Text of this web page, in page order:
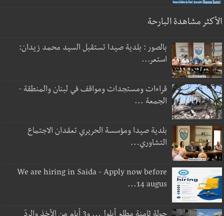
الأكثر مشاهدة البارحة
بالصور : بلدية صيدا تستقبل السيد محمد زيدان:
استعر...
قراءات ومستجدات ومواقف في لبنان والمنطقة -
الجمعة ...
بلدية صيدا ومؤسسة الحريري تعقدان الاجتماع
التشاوري...
We are hiring in Saida - Apply now before
14 augus...